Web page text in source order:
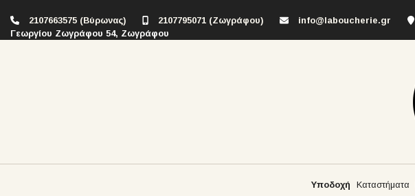
2107663575 (Βύρωνας) 2107795071 (Ζωγράφου) info@laboucherie.gr
Γεωργίου Ζωγράφου 54, Ζωγράφου
Υποδοχή Καταστήματα